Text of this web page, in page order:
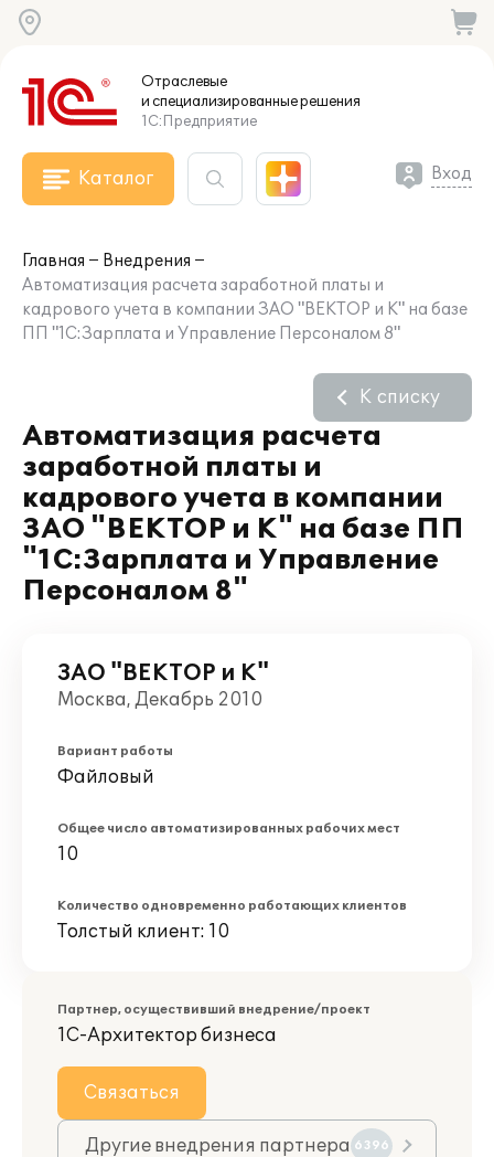
Отраслевые
и специализированныерешения
1С:Предприятие
Каталог Вход
Главная
Внедрения
Автоматизация расчета заработной платы и
кадрового учета в компании ЗАО "ВЕКТОР и К" на базе
ПП "1С:Зарплата и Управление Персоналом 8"
Автоматизация расчета
заработной платы и
кадрового учета в компании
ЗАО "ВЕКТОР и К" на базе ПП
"1С:Зарплата и Управление
Персоналом 8"
К списку
ЗАО "ВЕКТОР и К"
Москва, Декабрь 2010
Вариант работы
Файловый
Общее число автоматизированных рабочих мест
10
Количество одновременно работающих клиентов
Толстый клиент: 10
Партнер, осуществивший внедрение/проект
1С-Архитектор бизнеса
Связаться
Другие внедрения партнера 6396